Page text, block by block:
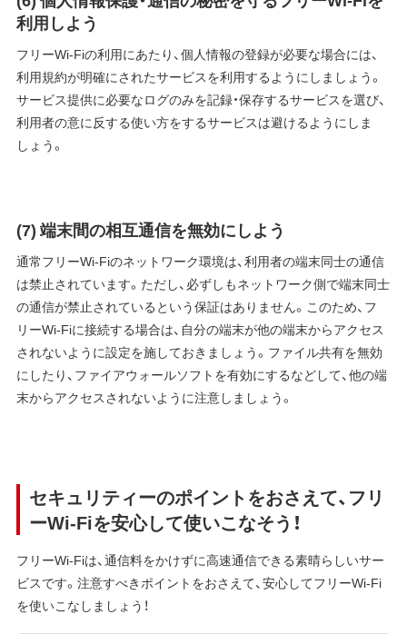
利用しよう
フリーWi-Fiの利用にあたり、個人情報の登録が必要な場合には、
利用規約が明確にされたサービスを利用するようにしましょう。
サービス提供に必要なログのみを記録・保存するサービスを選び、
利用者の意に反する使い方をするサービスは避けるようにしま
しょう。
(7) 端末間の相互通信を無効にしよう
通常フリーWi-Fiのネットワーク環境は、利用者の端末同士の通信
は禁止されています。ただし、必ずしもネットワーク側で端末同士
の通信が禁止されているという保証はありません。このため、フ
リーWi-Fiに接続する場合は、自分の端末が他の端末からアクセス
されないように設定を施しておきましょう。ファイル共有を無効
にしたり、ファイアウォールソフトを有効にするなどして、他の端
末からアクセスされないように注意しましょう。
セキュリティーのポイントをおさえて、フリ
ーWi-Fiを安心して使いこなそう！
フリーWi-Fiは、通信料をかけずに高速通信できる素晴らしいサー
ビスです。注意すべきポイントをおさえて、安心してフリーWi-Fi
を使いこなしましょう！